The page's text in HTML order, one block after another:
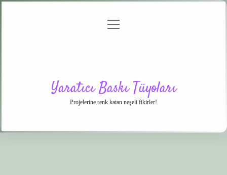
menüyü
Yaratıcı Baskı Tüyoları
Projelerine renk katan neşeli fikirler!